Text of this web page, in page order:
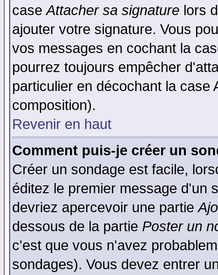
caseAttacher sa signature lors
ajouter votre signature. Vous
vos messages en cochant la
pourrez toujours empêcher
particulier en décochant la
composition).
Revenir en haut
Comment puis-je créer un
Créer un sondage est facile,
éditez le premier message d'un
devriez apercevoir une partie
dessous de la partie Poster un
c'est que vous n'avez
sondages). Vous devez entrer